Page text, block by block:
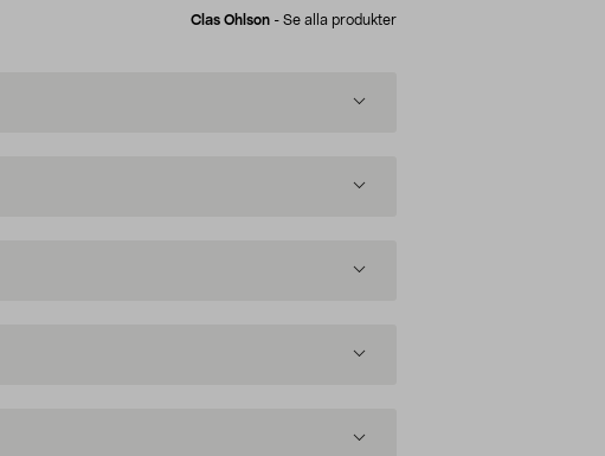
Clas Ohlson - Se alla produkter